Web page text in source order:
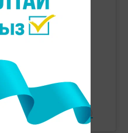
Instagram
Federation (@ktf.kz)